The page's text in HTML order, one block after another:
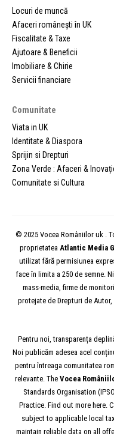
Locuri de muncă
Afaceri românești în UK
Fiscalitate & Taxe
Ajutoare & Beneficii
Imobiliare & Chirie
Servicii financiare
Comunitate
Viata in UK
Identitate & Diaspora
Sprijin si Drepturi
Zona Verde : Afaceri &
Comunitate si Cultura
© 2025 Vocea Româniilor uk .
proprietatea Atlantic Media
utilizat fără permisiunea
face în limita a 250 de semne.
mass-media, firme de
protejate de Drepturi de
Pentru noi, transparența
Noi publicăm adesea acel
pentru întreaga comunitatea
relevante. The Vocea
Standards Organisation
Practice. Find out more here.
subject to applicable local
maintain reliable data on all